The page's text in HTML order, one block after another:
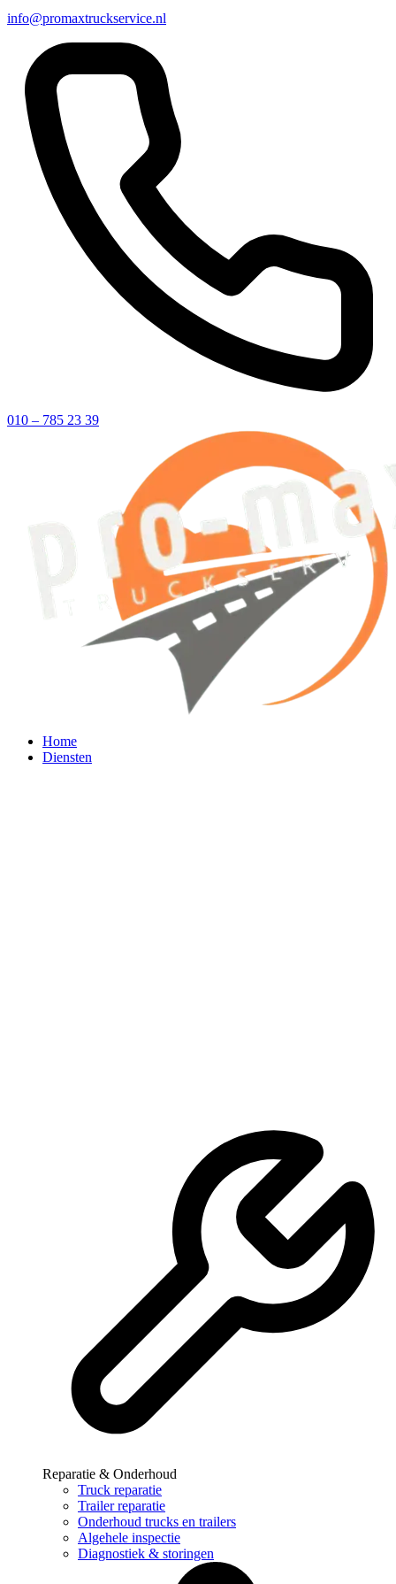
info@promaxtruckservice.nl
010 – 785 23 39
Home
Diensten
Reparatie & Onderhoud
Truck reparatie
Trailer reparatie
Onderhoud trucks en trailers
Algehele inspectie
Diagnostiek & storingen